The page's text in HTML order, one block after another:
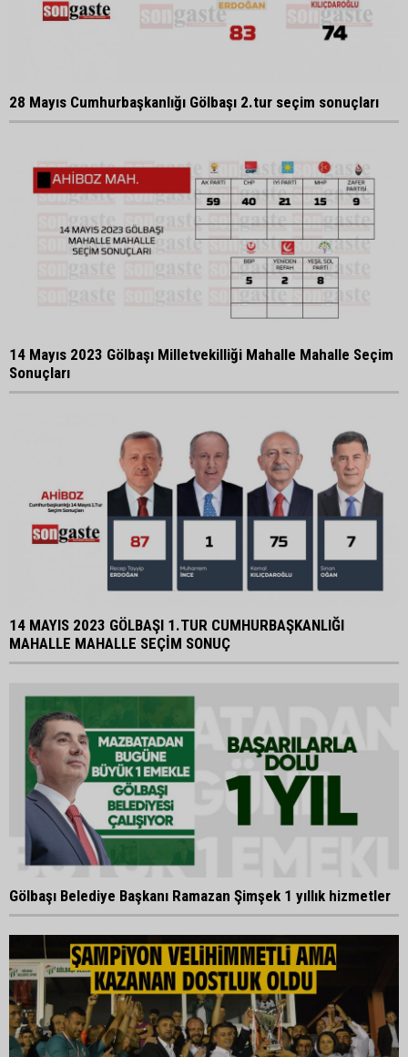
28 Mayıs Cumhurbaşkanlığı Gölbaşı 2.tur seçim sonuçları
14 Mayıs 2023 Gölbaşı Milletvekilliği Mahalle Mahalle Seçim
Sonuçları
14 MAYIS 2023 GÖLBAŞI 1.TUR CUMHURBAŞKANLIĞI
MAHALLE MAHALLE SEÇİM SONUÇ
Gölbaşı Belediye Başkanı Ramazan Şimşek 1 yıllık hizmetler